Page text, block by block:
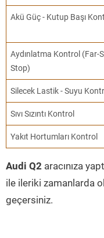
Akü Güç - Kutup Başı
Aydınlatma Kontrol (Far-
Stop)
Silecek Lastik - Suyu
Sıvı Sızıntı Kontrol
Yakıt Hortumları Kontrol
Audi Q2 aracınıza
ile ileriki zamanlarda
geçersiniz.